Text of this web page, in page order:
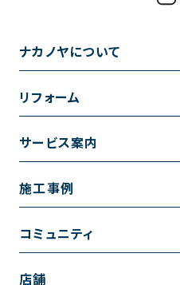
ナカノヤについて
事業内容
採用情報
リフォーム
トイレのリフォーム
キッチンのリフォーム
サービス案内
サービスの流れ
施工事例
施工事例一覧
コミュニティ
コミュニティ
店舗